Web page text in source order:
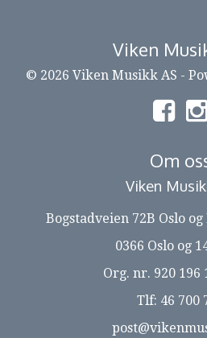
Viken
© 2026 Viken Musikk AS -
Om
Viken
Bogstadveien 72B Oslo
0366 Oslo og
Org. nr. 920 196
Tlf: 46 700